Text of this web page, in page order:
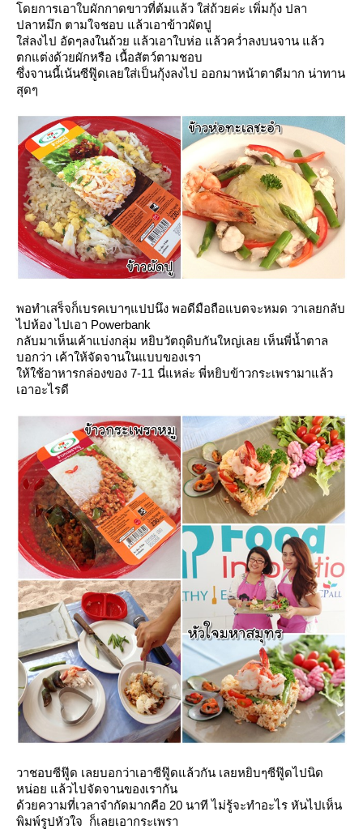
ดยการเอาใบผักกาดขาวที่ต้มแล้ว ใส่ถ้วยค่ะ เพิ่มกุ้ง ปลา
ปลาหมึก ตามใจชอบ แล้วเอาข้าวผัดปู
ส่ลงไป อัดๆลงในถ้วย แล้วเอาใบห่อ แล้วคว่ำลงบนจาน แล้ว
ตกแต่งด้วยผักหรือ เนื้อสัตว์ตามชอบ
ซึ่งจานนี้เน้นซีฟู๊ดเลยใส่เป็นกุ้งลงไป ออกมาหน้าตาดีมาก น่าทาน
สุดๆ
พอทำเสร็จก็เบรคเบาๆแปปนึง พอดีมือถือแบตจะหมด วาเลยกลับ
ไปห้อง ไปเอา Powerbank
กลับมาเห็นเค้าแบ่งกลุ่ม หยิบวัตถุดิบกันใหญ่เลย เห็นพี่น้ำตาล
บอกว่า เค้าให้จัดจานในแบบของเรา
ห้ใช้อาหารกล่องของ 7-11 นี่แหล่ะ พี่หยิบข้าวกระเพรามาแล้ว
เอาอะไรดี
วาชอบซีฟู๊ด เลยบอกว่าเอาซีฟู๊ดแล้วกัน เลยหยิบๆซีฟู๊ดไปนิด
หน่อย แล้วไปจัดจานของเรากัน
ด้วยความที่เวลาจำกัดมากคือ 20 นาที ไม่รู้จะทำอะไร หันไปเห็น
พิมพ์รูปหัวใจ ก็เลยเอากระเพรา